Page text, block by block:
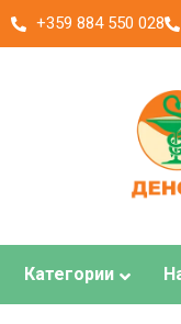
+359 884 550 028
Категории